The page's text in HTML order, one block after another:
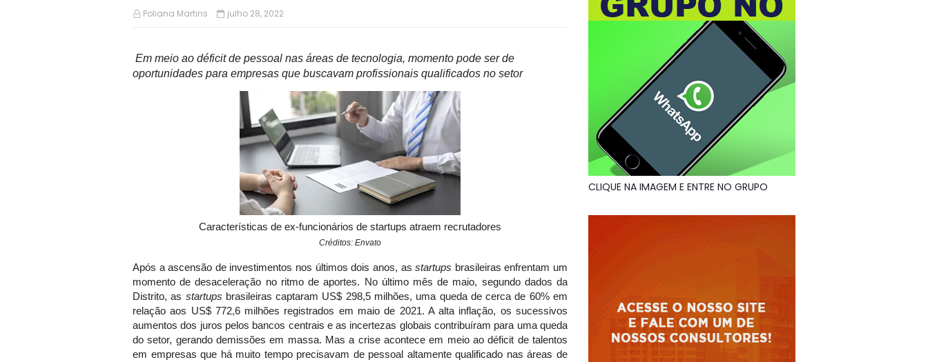
Poliana Martins julho 28, 2022
Em meio ao déficit de pessoal nas áreas de tecnologia, momento pode ser de
oportunidades para empresas que buscavam profissionais qualificados no setor
Características de ex-funcionários de startups atraem recrutadores
Créditos: Envato
Após a ascensão de investimentos nos últimos dois anos, asstartups brasileiras enfrentam um
momento de desaceleração no ritmo de aportes. No último mês de maio, segundo dados da
Distrito, as startups brasileiras captaram US$ 298,5 milhões, uma queda de cerca de 60% em
relação aos US$ 772,6 milhões registrados em maio de 2021. A alta inflação, os sucessivos
aumentos dos juros pelos bancos centrais e as incertezas globais contribuíram para uma queda
do setor, gerando demissões em massa. Mas a crise acontece em meio ao déficit de talentos
em empresas que há muito tempo precisavam de pessoal altamente qualificado nas áreas de
CLIQUE NA IMAGEM E ENTRE NO GRUPO